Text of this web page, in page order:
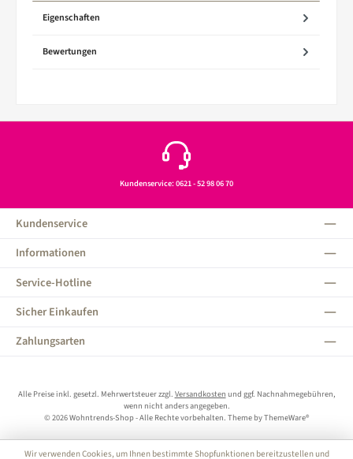
Eigenschaften
Bewertungen
Kundenservice: 0621 - 52 98 06 70
Kundenservice
Informationen
Service-Hotline
Sicher Einkaufen
Zahlungsarten
Alle Preise inkl. gesetzl. Mehrwertsteuer zzgl. Versandkosten und ggf. Nachnahmegebühren,
wenn nicht anders angegeben.
© 2026 Wohntrends-Shop - Alle Rechte vorbehalten. Theme byThemeWare®
Wir verwenden Cookies, um Ihnen bestimmte Shopfunktionen bereitzustellen und